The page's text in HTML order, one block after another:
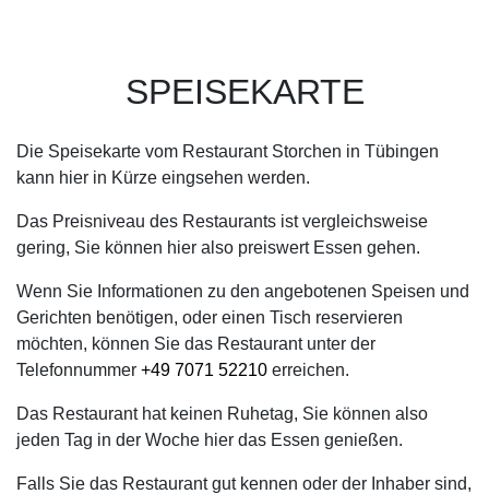
SPEISEKARTE
Die Speisekarte vom Restaurant Storchen in Tübingen
kann hier in Kürze eingsehen werden.
Das Preisniveau des Restaurants ist vergleichsweise
gering, Sie können hier also preiswert Essen gehen.
Wenn Sie Informationen zu den angebotenen Speisen und
Gerichten benötigen, oder einen Tisch reservieren
möchten, können Sie das Restaurant unter der
Telefonnummer +49 7071 52210 erreichen.
Das Restaurant hat keinen Ruhetag, Sie können also
jeden Tag in der Woche hier das Essen genießen.
Falls Sie das Restaurant gut kennen oder der Inhaber sind,